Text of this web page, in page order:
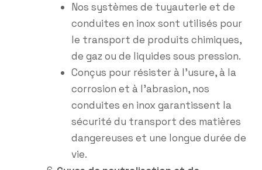
Nos systèmes de tuyauterie et de
conduites en inox sont utilisés pour
le transport de produits chimiques,
de gaz ou de liquides sous pression.
Conçus pour résister à l’usure, à la
corrosion et à l’abrasion, nos
conduites en inox garantissent la
sécurité du transport des matières
dangereuses et une longue durée de
vie.